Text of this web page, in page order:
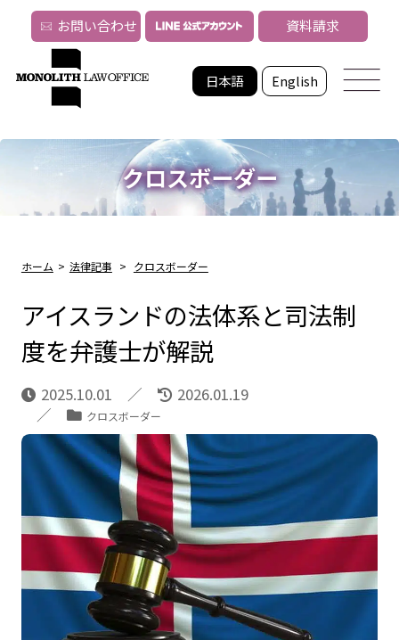
日本語 English
お問い合わせ 資料請求
クロスボーダー
ホーム > 法律記事 > クロスボーダー
アイスランドの法体系と司法制
度を弁護士が解説
2025.10.01 2026.01.19
クロスボーダー